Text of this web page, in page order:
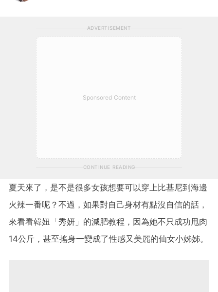
ADVERTISEMENT
Sponsored Content
CONTINUE READING
夏天來了，是不是很多女孩想要可以穿上比基尼到海邊
火辣一番呢？不過，如果對自己身材有點沒自信的話，
來看看韓妞「秀妍」的減肥教程，因為她不只成功甩肉
14公斤，甚至搖身一變成了性感又美麗的仙女小姊姊。